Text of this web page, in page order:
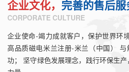
企业文化， 完善的售后
CORPORATE CULTURE
企业使命-竭力成就客户，保护世界环
高品质磁电米兰注册-米兰（中国）
功； 坚守绿色发展理念，践行环保生